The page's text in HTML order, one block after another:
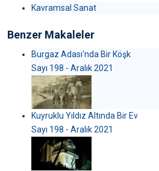
Kavramsal Sanat
Benzer Makaleler
Burgaz Adası'nda Bir Köşk
Sayı 198 - Aralık 2021
Kuyruklu Yıldız Altında Bir Ev
Sayı 198 - Aralık 2021